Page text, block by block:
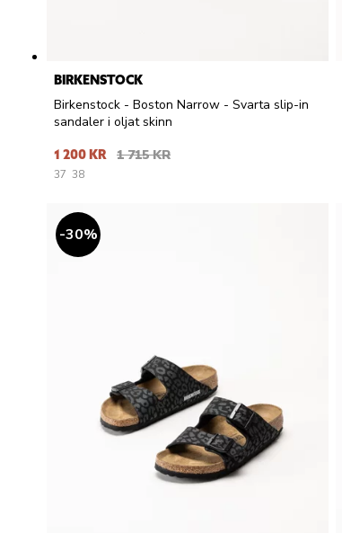
BIRKENSTOCK
Birkenstock - Boston Narrow - Svarta slip-in
sandaler i oljat skinn
1 200 KR 1 715 KR
37 38
30%